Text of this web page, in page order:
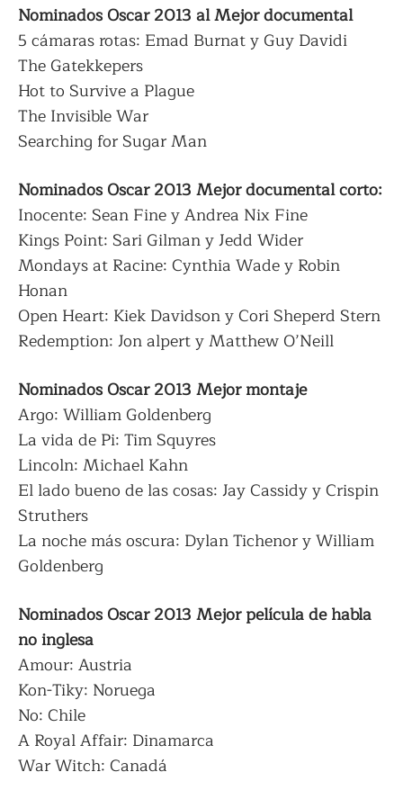
Nominados Oscar 2013 al Mejor documental
5 cámaras rotas: Emad Burnat y Guy Davidi
The Gatekkepers
Hot to Survive a Plague
The Invisible War
Searching for Sugar Man
Nominados Oscar 2013 Mejor documental corto:
Inocente: Sean Fine y Andrea Nix Fine
Kings Point: Sari Gilman y Jedd Wider
Mondays at Racine: Cynthia Wade y Robin
Honan
Open Heart: Kiek Davidson y Cori Sheperd Stern
Redemption: Jon alpert y Matthew O’Neill
Nominados Oscar 2013 Mejor montaje
Argo: William Goldenberg
La vida de Pi: Tim Squyres
Lincoln: Michael Kahn
El lado bueno de las cosas: Jay Cassidy y Crispin
Struthers
La noche más oscura: Dylan Tichenor y William
Goldenberg
Nominados Oscar 2013 Mejor película de habla
no inglesa
Amour: Austria
Kon-Tiky: Noruega
No: Chile
A Royal Affair: Dinamarca
War Witch: Canadá